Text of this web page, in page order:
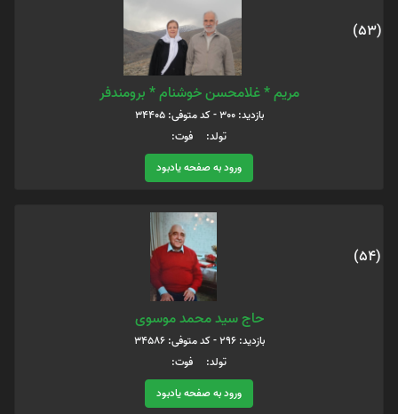
(53)
مریم * غلامحسن خوشنام * برومندفر
بازدید: 300 - کد متوفی: 34405
تولد: فوت:
ورود به صفحه یادبود
(54)
حاج سید محمد موسوی
بازدید: 296 - کد متوفی: 34586
تولد: فوت:
ورود به صفحه یادبود